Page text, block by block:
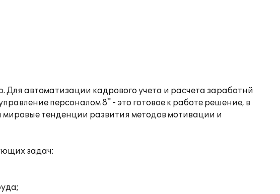
автоматизации кадрового учета и расчета заработнй
персоналом 8" - это готовое к работе решение, в
тенденции развития методов мотивации и
задач: